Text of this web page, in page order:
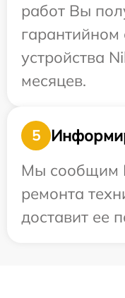
работ Вы
устройства
месяцев.
5
Мы сообщим
ремонта
доставит ее